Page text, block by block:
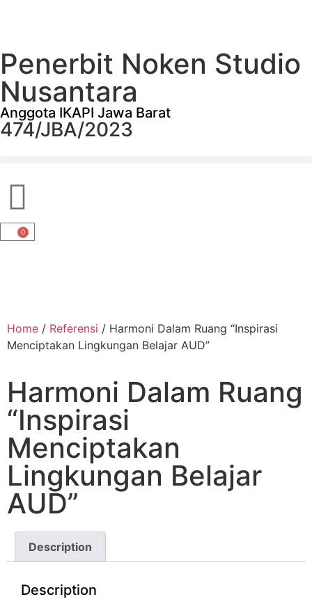
Penerbit Noken Studio
Nusantara
Anggota IKAPI Jawa Barat
474/JBA/2023
0
Home / Referensi / Harmoni Dalam Ruang “Inspirasi
Menciptakan Lingkungan Belajar AUD”
Harmoni Dalam Ruang
“Inspirasi
Menciptakan
Lingkungan Belajar
AUD”
Description
Description